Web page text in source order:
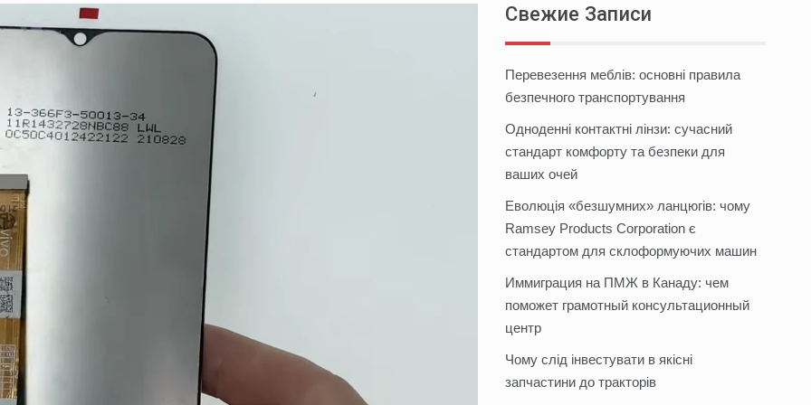
Свежие Записи
Перевезення меблів: основні правила
безпечного транспортування
Одноденні контактні лінзи: сучасний
стандарт комфорту та безпеки для
ваших очей
Еволюція «безшумних» ланцюгів: чому
Ramsey Products Corporation є
стандартом для склоформуючих машин
Иммиграция на ПМЖ в Канаду: чем
поможет грамотный консультационный
центр
Чому слід інвестувати в якісні
запчастини до тракторів